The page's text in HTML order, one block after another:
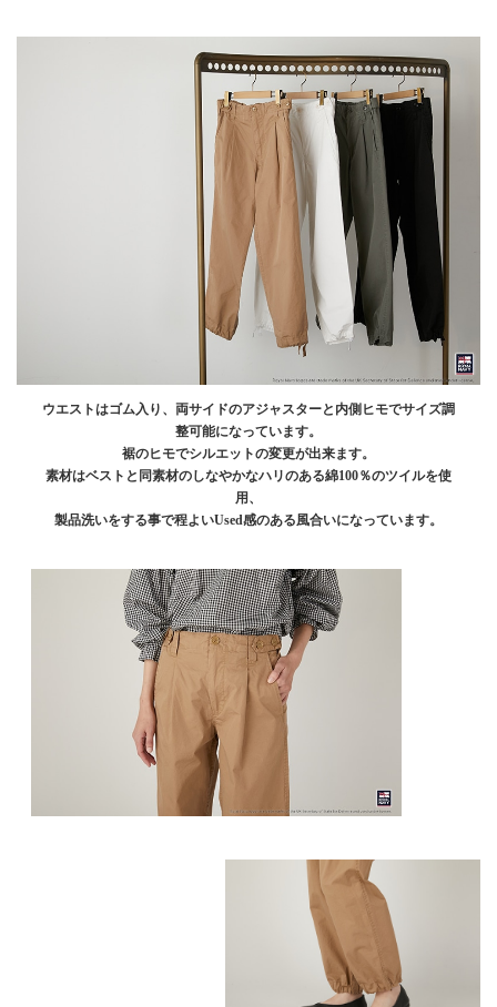
ウエストはゴム入り、両サイドのアジャスターと内側ヒモでサイズ調
整可能になっています。
裾のヒモでシルエットの変更が出来ます。
素材はベストと同素材のしなやかなハリのある綿100％のツイルを使
用、
製品洗いをする事で程よいUsed感のある風合いになっています。